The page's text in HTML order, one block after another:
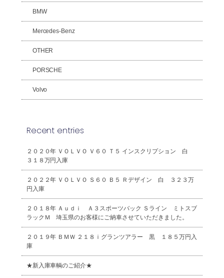
BMW
Mercedes-Benz
OTHER
PORSCHE
Volvo
Recent entries
２０２０年 ＶＯＬＶＯ Ｖ６０ Ｔ５ インスクリプション 白
３１８万円入庫
２０２２年 ＶＯＬＶＯ Ｓ６０ Ｂ５ Ｒデザイン 白 ３２３万
円入庫
２０１８年 Ａｕｄｉ Ａ３スポーツバック Ｓライン ミトスブ
ラックＭ 埼玉県のお客様にご納車させていただきました。
２０１９年 ＢＭＷ ２１８ｉグランツアラー 黒 １８５万円入
庫
★新入庫車輌のご紹介★